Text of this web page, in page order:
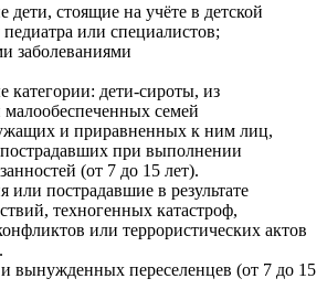
дети, стоящие на учёте в детской
или специалистов;
заболеваниями
категории: дети-сироты, из
семей
и приравненных к ним лиц,
при выполнении
(от 7 до 15 лет).
или пострадавшие в результате
техногенных катастроф,
или террористических актов
вынужденных переселенцев (от 7 до 15